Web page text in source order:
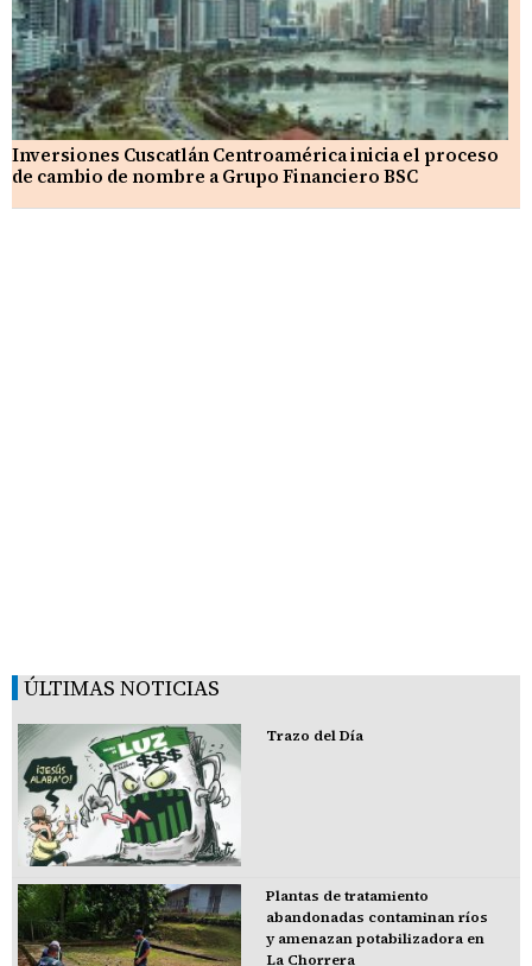
Inversiones Cuscatlán Centroamérica inicia el proceso
de cambio de nombre a Grupo Financiero BSC
ÚLTIMAS NOTICIAS
Trazo del Día
Plantas de tratamiento
abandonadas contaminan ríos
y amenazan potabilizadora en
La Chorrera